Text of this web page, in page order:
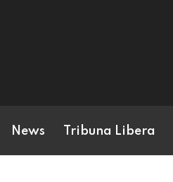
News Tribuna Libera